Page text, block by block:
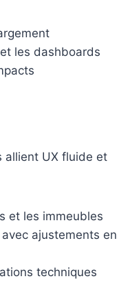
les dashboards
allient UX fluide et
et les immeubles
ajustements en
techniques